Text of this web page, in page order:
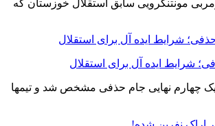
مونتنگرویی سابق استقلال خوزستان که
شرایط ایده آل برای استقلال
چهارم نهایی جام حذفی مشخص شد و تیمها